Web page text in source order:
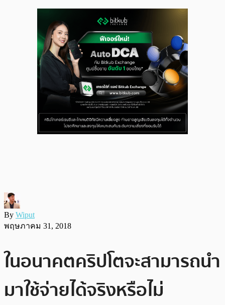
By Wiput
พฤษภาคม 31, 2018
ในอนาคตคริปโตจะสามารถนำ
มาใช้จ่ายได้จริงหรือไม่